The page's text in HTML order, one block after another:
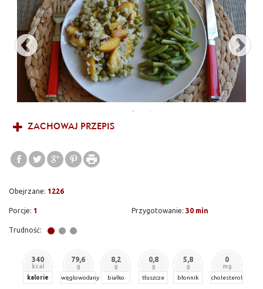
ZACHOWAJ PRZEPIS
Obejrzane: 1226
Porcje: 1 Przygotowanie: 30 min
Trudność:
340
kcal
kalorie
79,6
g
węglowodany
8,2
g
białko
0,8
g
tłuszcze
5,8
g
błonnik
0
mg
cholesterol